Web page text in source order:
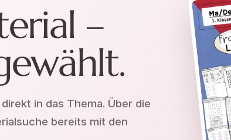
–
in das Thema. Über die
bereits mit den